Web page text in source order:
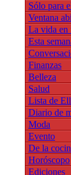
Sólo para
Ventana
La vida en
Esta
Finanzas
Belleza
Salud
Lista de
Diario de
Moda
Evento
De la
Horóscopo
Ediciones